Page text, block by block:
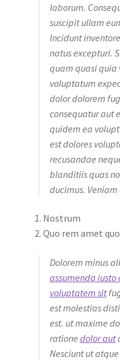
laborum.
suscipit ullam
Incidunt
natus excepturi.
quam quasi quia
voluptatum
dolor dolorem
consequatur aut
quidem ea
est dolores
recusandae
blanditiis quas
ducimus.
Nostrum
Quo rem amet quo
Dolorem minus
assumenda iusto
voluptatem sit
est molestias
est. ut maxime
ratione dolor aut
Nesciunt ut atque